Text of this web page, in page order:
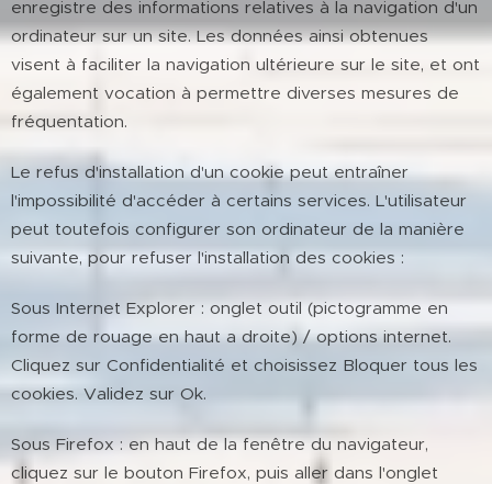
enregistre des informations relatives à la navigation d'un
ordinateur sur un site. Les données ainsi obtenues
visent à faciliter la navigation ultérieure sur le site, et ont
également vocation à permettre diverses mesures de
fréquentation.
Le refus d'installation d'un cookie peut entraîner
l'impossibilité d'accéder à certains services. L'utilisateur
peut toutefois configurer son ordinateur de la manière
suivante, pour refuser l'installation des cookies :
Sous Internet Explorer : onglet outil (pictogramme en
forme de rouage en haut a droite) / options internet.
Cliquez sur Confidentialité et choisissez Bloquer tous les
cookies. Validez sur Ok.
Sous Firefox : en haut de la fenêtre du navigateur,
cliquez sur le bouton Firefox, puis aller dans l'onglet